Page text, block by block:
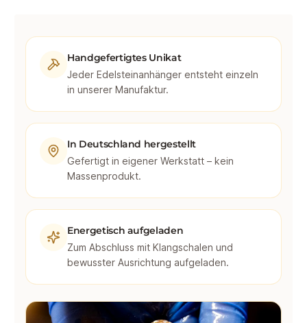
Handgefertigtes Unikat
Jeder Edelsteinanhänger entsteht einzeln
in unserer Manufaktur.
In Deutschland hergestellt
Gefertigt in eigener Werkstatt – kein
Massenprodukt.
Energetisch aufgeladen
Zum Abschluss mit Klangschalen und
bewusster Ausrichtung aufgeladen.